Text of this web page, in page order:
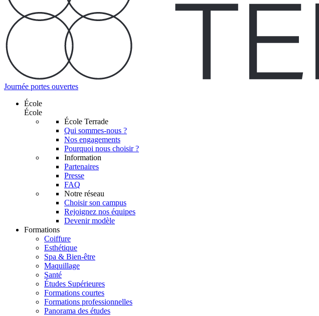
Journée portes ouvertes
École
École
École Terrade
Qui sommes-nous ?
Nos engagements
Pourquoi nous choisir ?
Information
Partenaires
Presse
FAQ
Notre réseau
Choisir son campus
Rejoignez nos équipes
Devenir modèle
Formations
Coiffure
Esthétique
Spa & Bien-être
Maquillage
Santé
Études Supérieures
Formations courtes
Formations professionnelles
Panorama des études